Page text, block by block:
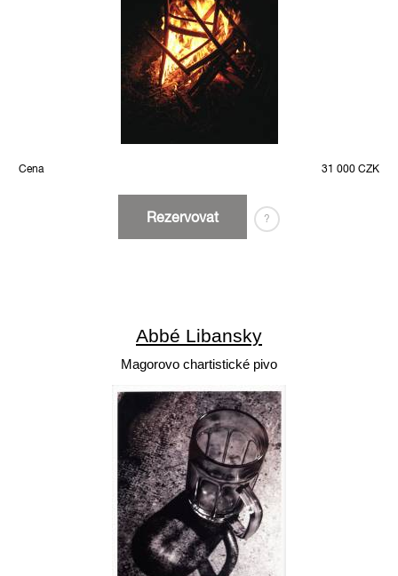
Cena 31 000 CZK
Rezervovat ?
Abbé Libansky
Magorovo chartistické pivo